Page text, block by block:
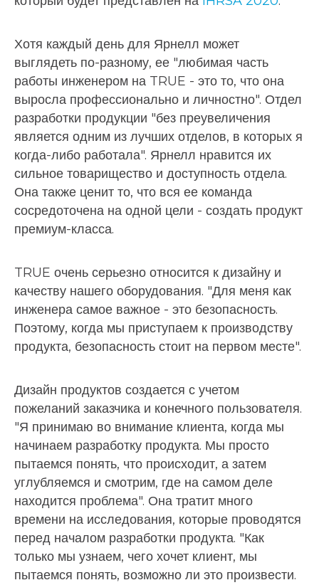
Хотя каждый день для Ярнелл может
выглядеть по-разному, ее "любимая часть
работы инженером на TRUE - это то, что она
выросла профессионально и личностно". Отдел
разработки продукции "без преувеличения
является одним из лучших отделов, в которых я
когда-либо работала". Ярнелл нравится их
сильное товарищество и доступность отдела.
Она также ценит то, что вся ее команда
сосредоточена на одной цели - создать продукт
премиум-класса.
TRUE очень серьезно относится к дизайну и
качеству нашего оборудования. "Для меня как
инженера самое важное - это безопасность.
Поэтому, когда мы приступаем к производству
продукта, безопасность стоит на первом месте".
Дизайн продуктов создается с учетом
пожеланий заказчика и конечного пользователя.
"Я принимаю во внимание клиента, когда мы
начинаем разработку продукта. Мы просто
пытаемся понять, что происходит, а затем
углубляемся и смотрим, где на самом деле
находится проблема". Она тратит много
времени на исследования, которые проводятся
перед началом разработки продукта. "Как
только мы узнаем, чего хочет клиент, мы
пытаемся понять, возможно ли это произвести.